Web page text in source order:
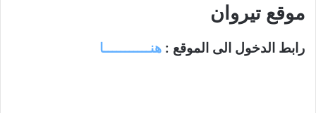
موقع تيروان
رابط الدخول الى الموقع : هنـــــــــــا